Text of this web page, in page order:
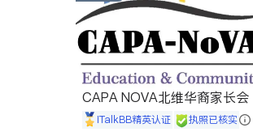
CAPA NOVA北维华裔家长会
iTalkBB精英认证 执照已核实